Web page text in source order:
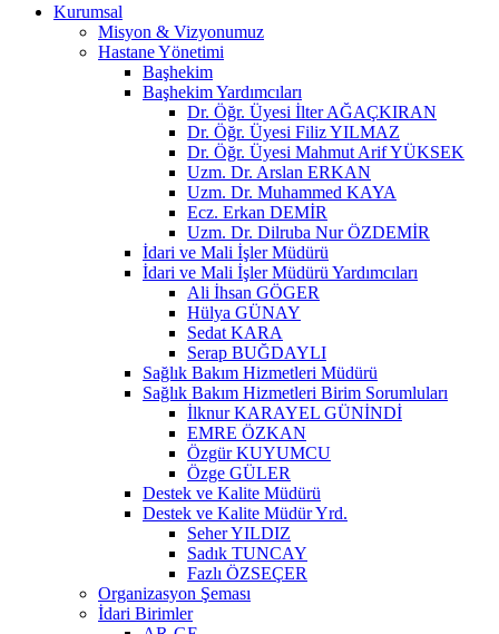
Kurumsal
Misyon & Vizyonumuz
Hastane Yönetimi
Başhekim
Başhekim Yardımcıları
Dr. Öğr. Üyesi İlter AĞAÇKIRAN
Dr. Öğr. Üyesi Filiz YILMAZ
Dr. Öğr. Üyesi Mahmut Arif YÜKSEK
Uzm. Dr. Arslan ERKAN
Uzm. Dr. Muhammed KAYA
Ecz. Erkan DEMİR
Uzm. Dr. Dilruba Nur ÖZDEMİR
İdari ve Mali İşler Müdürü
İdari ve Mali İşler Müdürü Yardımcıları
Ali İhsan GÖGER
Hülya GÜNAY
Sedat KARA
Serap BUĞDAYLI
Sağlık Bakım Hizmetleri Müdürü
Sağlık Bakım Hizmetleri Birim Sorumluları
İlknur KARAYEL GÜNİNDİ
EMRE ÖZKAN
Özgür KUYUMCU
Özge GÜLER
Destek ve Kalite Müdürü
Destek ve Kalite Müdür Yrd.
Seher YILDIZ
Sadık TUNCAY
Fazlı ÖZSEÇER
Organizasyon Şeması
İdari Birimler